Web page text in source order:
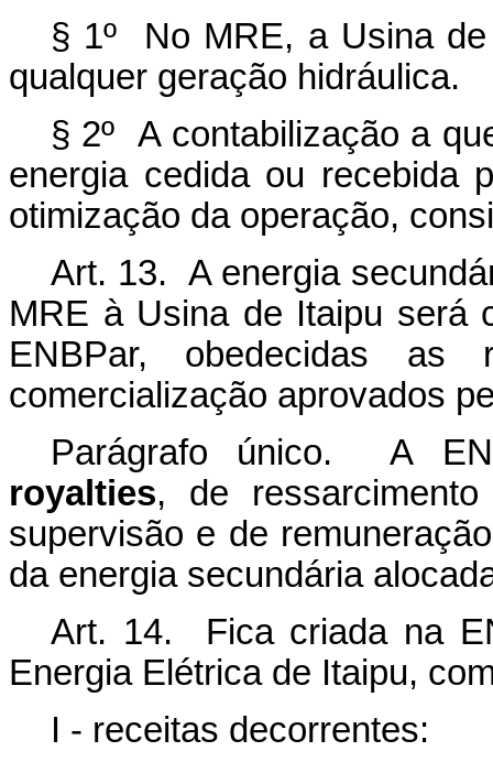
§ 1º No MRE, a Usina de
qualquer geração hidráulica.
§ 2º A contabilização a
energia cedida ou recebida
otimização da operação,
Art. 13. A energia
MRE à Usina de Itaipu será
ENBPar,
obedecidas as
comercialização aprovados
Parágrafo
único. A
royalties, de ressarcimento
supervisão e de
da energia secundária
Art. 14. Fica criada na
Energia Elétrica de Itaipu,
I - receitas decorrentes: